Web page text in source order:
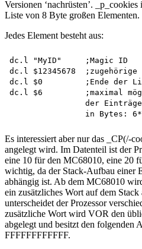
Versionen ‘nachrüsten’.
Liste von 8 Byte großen Elementen.
Jedes Element besteht aus:
dc.l "MyID"     ;Magic ID
dc.l $12345678  ;zugehörige
dc.l $0         ;Ende der
dc.l $6         ;maximal
der
Es interessiert aber nur das _CP(/-
angelegt wird. Im Datenteil ist der
eine 10 für den MC68010, eine 20
wichtig, da der Stack-Aufbau einer
abhängig ist. Ab dem MC68010
ein zusätzliches Wort auf dem
unterscheidet der Prozessor
zusätzliche Wort wird VOR den
abgelegt und besitzt den folgenden
FFFFFFFFFFFF.